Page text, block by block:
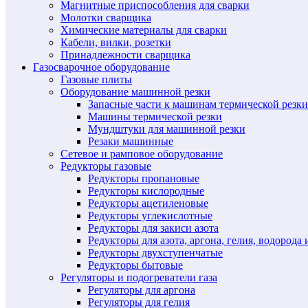
Магнитные приспособления для сварки
Молотки сварщика
Химические материалы для сварки
Кабели, вилки, розетки
Принадлежности сварщика
Газосварочное оборудование
Газовые плиты
Оборудование машинной резки
Запасные части к машинам термической резки
Машины термической резки
Мундштуки для машинной резки
Резаки машинные
Сетевое и рамповое оборудование
Редукторы газовые
Редукторы пропановые
Редукторы кислородные
Редукторы ацетиленовые
Редукторы углекислотные
Редукторы для закиси азота
Редукторы для азота, аргона, гелия, водорода
Редукторы двухступенчатые
Редукторы бытовые
Регуляторы и подогреватели газа
Регуляторы для аргона
Регуляторы для гелия